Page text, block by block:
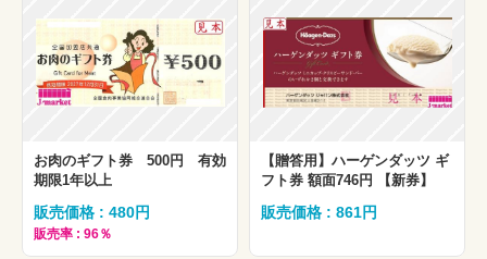
お肉のギフト券 500円 有効
期限1年以上
販売価格 : 480円
販売率 : 96％
【贈答用】ハーゲンダッツ ギ
フト券 額面746円 【新券】
販売価格 : 861円